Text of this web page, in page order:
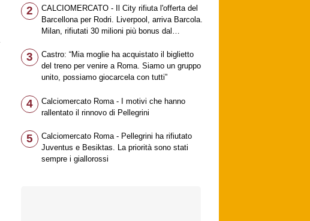
2
CALCIOMERCATO - Il City rifiuta l'offerta del
Barcellona per Rodri. Liverpool, arriva Barcola.
Milan, rifiutati 30 milioni più bonus dal
Gabriel Jesus. Fiorentina, ufficiale
Mastantuono
3
Castro: “Mia moglie ha acquistato il biglietto
del treno per venire a Roma. Siamo un gruppo
unito, possiamo giocarcela con tutti”
4
Calciomercato Roma - I motivi che hanno
rallentato il rinnovo di Pellegrini
5
Calciomercato Roma - Pellegrini ha rifiutato
Juventus e Besiktas. La priorità sono stati
sempre i giallorossi